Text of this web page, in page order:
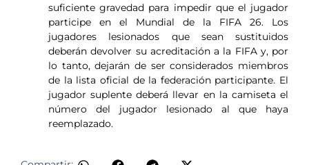
suficiente gravedad para impedir que el jugador
participe en el Mundial de la FIFA 26. Los
jugadores lesionados que sean sustituidos
deberán devolver su acreditación a la FIFA y, por
lo tanto, dejarán de ser considerados miembros
de la lista oficial de la federación participante. El
jugador suplente deberá llevar en la camiseta el
número del jugador lesionado al que haya
reemplazado.